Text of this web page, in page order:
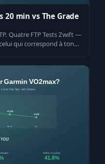
20 min vs The Grade
Quatre FTP Tests Zwift —
qui correspond à ton